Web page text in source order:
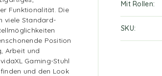
Funktionalität. Die
viele Standard-
Position
Arbeit und
Gaming-Stuhl
und den Look
Mit Rollen
SKU